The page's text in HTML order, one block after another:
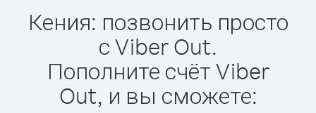
Кения: позвонить просто
с Viber Out.
Пополните счёт Viber
Out, и вы сможете: